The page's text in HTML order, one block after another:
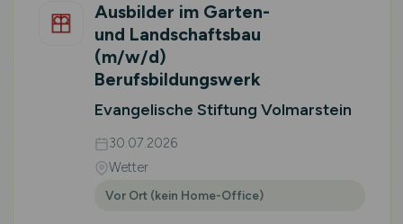
Ausbilder im Garten-
und Landschaftsbau
(m/w/d)
Berufsbildungswerk
Evangelische Stiftung Volmarstein
30.07.2026
Wetter
Vor Ort (kein Home-Office)